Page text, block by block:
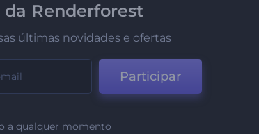
Renderforest
últimas novidades e ofertas
Participar
a qualquer momento